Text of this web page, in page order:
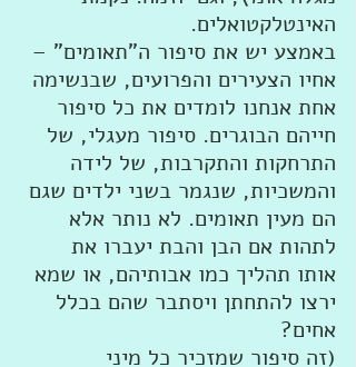
האינטלקטואלים.
באמצע יש את סיפור ה"תאומים" –
אחיו הצעירים והפרועים, שבנשימה
אחת אנחנו לומדים את כל סיפור
חייהם הבוגרים. סיפור מעגלי, של
התרחקות והתקרבות, של לידה
והמשכיות, שנגמר בשני ילדים שגם
הם מעין תאומים. לא נותר אלא
לתהות אם הבן והבת יעברו את
אותו תהליך כמו אבותיהם, או שמא
ירצו להתחתן ויסתבר שהם בכלל
אחים?
(זה סיפור שמזכיר כל מיני